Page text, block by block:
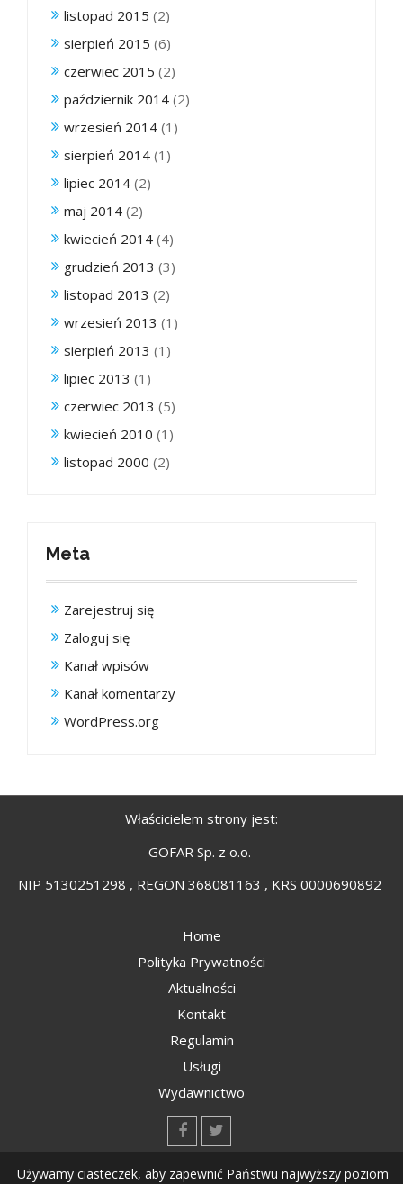
listopad 2015 (2)
sierpień 2015 (6)
czerwiec 2015 (2)
październik 2014 (2)
wrzesień 2014 (1)
sierpień 2014 (1)
lipiec 2014 (2)
maj 2014 (2)
kwiecień 2014 (4)
grudzień 2013 (3)
listopad 2013 (2)
wrzesień 2013 (1)
sierpień 2013 (1)
lipiec 2013 (1)
czerwiec 2013 (5)
kwiecień 2010 (1)
listopad 2000 (2)
Meta
Zarejestruj się
Zaloguj się
Kanał wpisów
Kanał komentarzy
WordPress.org
Właścicielem strony jest:
GOFAR Sp. z o.o.
NIP 5130251298 , REGON 368081163 , KRS 0000690892
Home
Polityka Prywatności
Aktualności
Kontakt
Regulamin
Usługi
Wydawnictwo
Używamy ciasteczek, aby zapewnić Państwu najwyższy poziom